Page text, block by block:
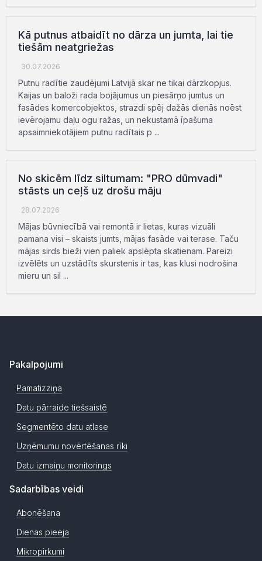
Kā putnus atbaidīt no dārza un jumta, lai tie
tiešām neatgriežas
30.07.2026
Putnu radītie zaudējumi Latvijā skar ne tikai dārzkopjus.
Kaijas un baloži rada bojājumus un piesārņo jumtus un
fasādes komercobjektos, strazdi spēj dažās dienās noēst
ievērojamu daļu ogu ražas, un nekustamā īpašuma
apsaimniekotājiem putnu radītais p ...
No skicēm līdz siltumam: "PRO dūmvadi"
stāsts un ceļš uz drošu māju
28.07.2026
Mājas būvniecībā vai remontā ir lietas, kuras vizuāli
pamana visi – skaists jumts, mājas fasāde vai terase. Taču
mājas sirds bieži vien paliek apslēpta skatienam. Pareizi
izvēlēts un uzstādīts skurstenis ir tas, kas klusi nodrošina
mieru un sil ...
Pakalpojumi
Pamatizziņa
Datu pārraide tiešsaistē
Segmentēto datu atlase
Uzņēmumu novērtēšanas rīki
Datu izmaiņu monitorings
Sadarbības veidi
Abonēšana
Dienas pieeja
Mikropirkumi